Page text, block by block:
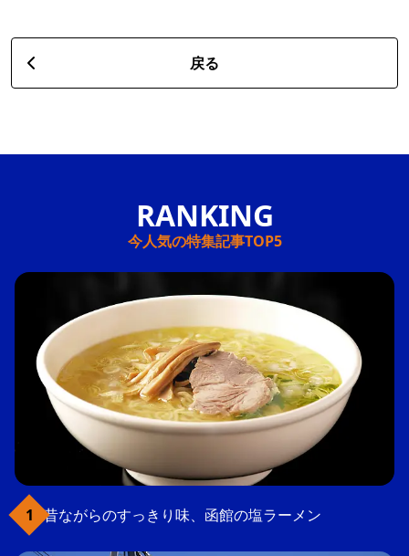
戻る
今人気の特集記事TOP5
昔ながらのすっきり味、函館の塩ラーメン